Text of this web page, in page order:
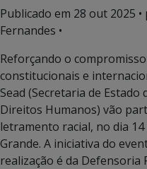
Publicado em 28 out 2025
Fernandes •
Reforçando o
constitucionais e
Sead (Secretaria de Estado
Direitos Humanos) vão
letramento racial, no dia
Grande. A iniciativa do
realização é da Defensoria